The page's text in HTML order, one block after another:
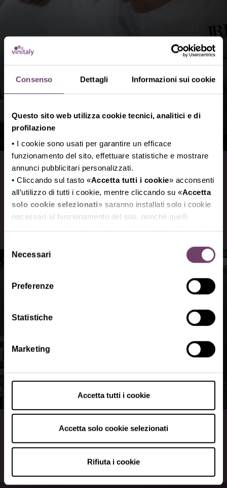
Consenso Dettagli Informazioni sui cookie
Questo sito web utilizza cookie tecnici, analitici e di
profilazione
• I cookie sono usati per garantire un efficace
funzionamento del sito, effettuare statistiche e mostrare
annunci pubblicitari personalizzati.
• Cliccando sul tasto «Accetta tutti i cookie» acconsenti
all’utilizzo di tutti i cookie, mentre cliccando su «Accetta
solo cookie selezionati» saranno installati solo i cookie
necessari al funzionamento del sito, nonché quelli
tecnici.
dettaglio i singoli cookie e le terze parti che installano i
cookie tramite il presente sito.
delNecessari
Preferenze
Statistiche
Marketing
Accetta tutti i cookie
Accetta solo cookie selezionati
Rifiuta i cookie
Vinitaly's Gourmet
Experience
Alta cucina, menù firmati e street food
d'autore
Viabilità e parcheggi
Come raggiungere Veronafiere